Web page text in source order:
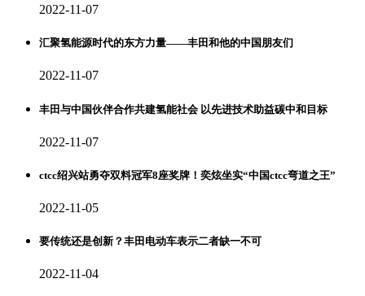
2022-11-07
汇聚氢能源时代的东方力量——丰田和他的中国朋友们
2022-11-07
丰田与中国伙伴合作共建氢能社会 以先进技术助益碳中和目标
2022-11-07
ctcc绍兴站勇夺双料冠军8座奖牌！奕炫坐实“中国ctcc弯道之王”
2022-11-05
要传统还是创新？丰田电动车表示二者缺一不可
2022-11-04